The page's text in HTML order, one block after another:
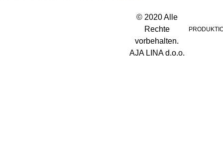
© 2020 Alle
Rechte
vorbehalten.
AJA LINA d.o.o.